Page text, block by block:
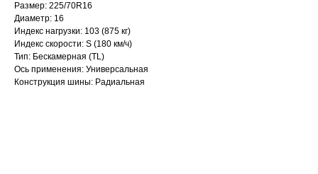
Размер: 225/70R16
Диаметр: 16
Индекс нагрузки: 103 (875 кг)
Индекс скорости: S (180 км/ч)
Тип: Бескамерная (TL)
Ось применения: Универсальная
Конструкция шины: Радиальная